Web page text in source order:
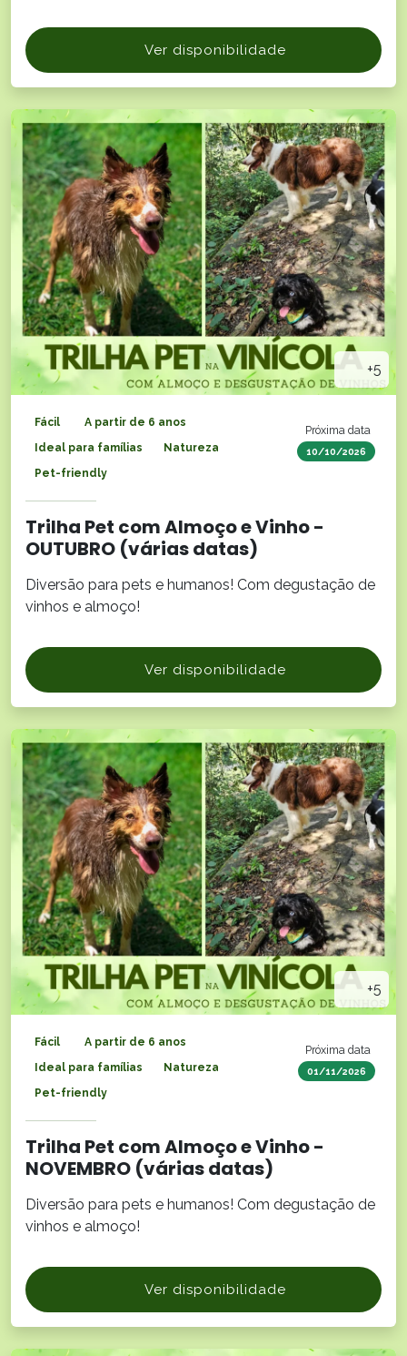
Ver disponibilidade
+5
Próxima data
10/10/2026
Fácil
A partir de 6 anos
Ideal para famílias
Natureza
Pet-friendly
Trilha Pet com Almoço e Vinho -
OUTUBRO (várias datas)
Diversão para pets e humanos! Com degustação de
vinhos e almoço!
Ver disponibilidade
+5
Próxima data
01/11/2026
Fácil
A partir de 6 anos
Ideal para famílias
Natureza
Pet-friendly
Trilha Pet com Almoço e Vinho -
NOVEMBRO (várias datas)
Diversão para pets e humanos! Com degustação de
vinhos e almoço!
Ver disponibilidade